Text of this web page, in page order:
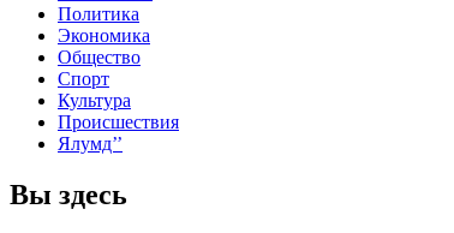
Политика
Экономика
Общество
Спорт
Культура
Происшествия
Ялумд’’
Вы здесь